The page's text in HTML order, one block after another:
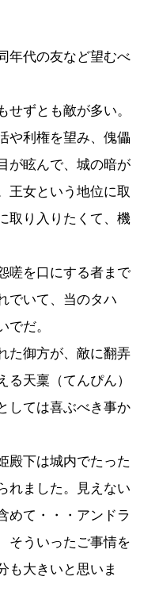
年代の友など望むべ
ずとも敵が多い。
や利権を望み、傀儡
が眩んで、城の暗が
王女という地位に取
取り入りたくて、機
嗟を口にする者まで
でいて、当のタハ
でだ。
た御方が、敵に翻弄
る天稟（てんぴん）
しては喜ぶべき事か
殿下は城内でたった
れました。見えない
めて・・・アンドラ
そういったご事情を
も大きいと思いま